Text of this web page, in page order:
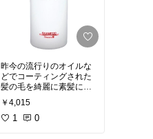
昨今の流行りのオイルな
どでコーティングされた
髪の毛を綺麗に素髪に戻
してくれる
本来の髪の毛の良さが戻
ることで本当に綺麗にな
￥4,015
1 0